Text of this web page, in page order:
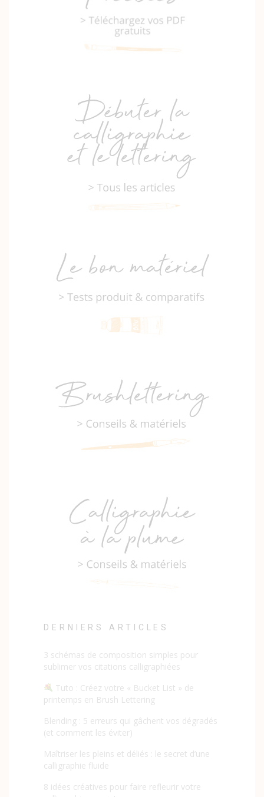
DERNIERS ARTICLES
3 schémas de composition simples pour
sublimer vos citations calligraphiées
Tuto : Créez votre « Bucket List » de
printemps en Brush Lettering
Blending : 5 erreurs qui gâchent vos dégradés
(et comment les éviter)
Maîtriser les pleins et déliés : le secret d’une
calligraphie fluide
8 idées créatives pour faire refleurir votre